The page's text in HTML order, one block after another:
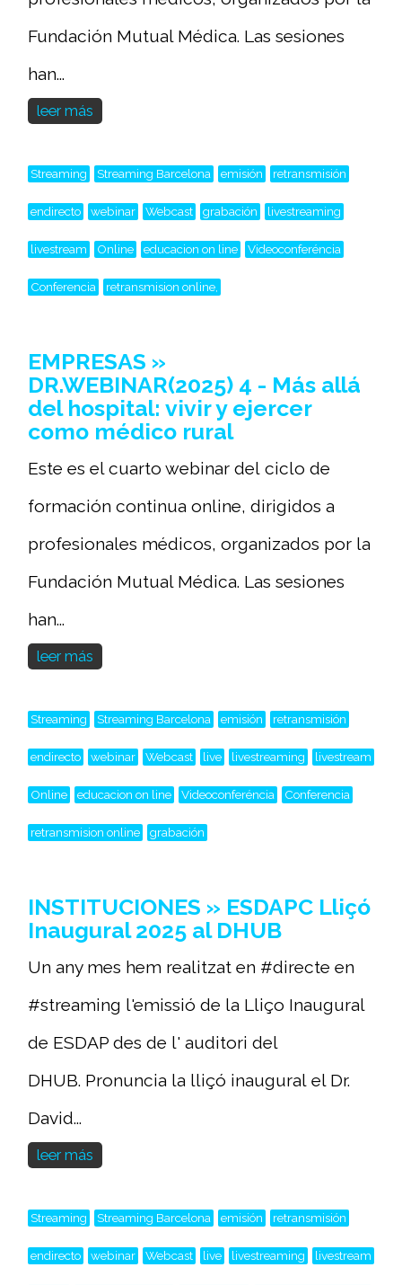
Fundación Mutual Médica. Las sesiones
han...
leer más
Streaming Streaming Barcelona emisión retransmisión
endirecto webinar Webcast grabación livestreaming
livestream Online educacion on line Videoconferéncia
Conferencia retransmision online,
EMPRESAS »
DR.WEBINAR(2025) 4 - Más allá
del hospital: vivir y ejercer
como médico rural
Este es el cuarto webinar del ciclo de
formación continua online, dirigidos a
profesionales médicos, organizados por la
Fundación Mutual Médica. Las sesiones
han...
leer más
Streaming Streaming Barcelona emisión retransmisión
endirecto webinar Webcast live livestreaming livestream
Online educacion on line Videoconferéncia Conferencia
retransmision online grabación
INSTITUCIONES » ESDAPC Lliçó
Inaugural 2025 al DHUB
Un any mes hem realitzat en #directe en
#streaming l'emissió de la Lliço Inaugural
de ESDAP des de l' auditori del
DHUB. Pronuncia la lliçó inaugural el Dr.
David...
leer más
Streaming Streaming Barcelona emisión retransmisión
endirecto webinar Webcast live livestreaming livestream